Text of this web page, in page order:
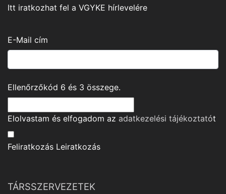
Itt iratkozhat fel a VGYKE hírlevelére
E-Mail cím
Ellenőrzőkód 6 és 3 összege.
Elolvastam és elfogadom az adatkezelési tájékoztatót
Feliratkozás Leiratkozás
TÁRSSZERVEZETEK